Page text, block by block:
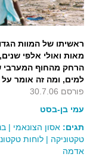
ראשיתו של המוות
מאות ואולי אלפי
הרחק מהחוף המערבי
למים, ומה זה אומר על
פורסם 30.7.06
עמי בן-בסט
תגים: אסון הצונאמי |
טקטוניקה | לוחות
אדמה